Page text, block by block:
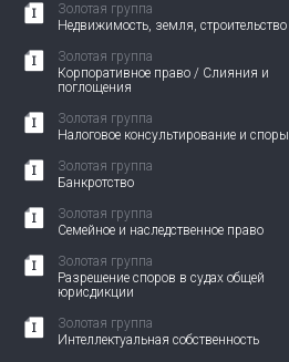
Золотая группа
Недвижимость, земля, строительство
Золотая группа
Корпоративное право / Слияния и
поглощения
Золотая группа
Налоговое консультирование и споры
Золотая группа
Банкротство
Золотая группа
Семейное и наследственное право
Золотая группа
Разрешение споров в судах общей
юрисдикции
Золотая группа
Интеллектуальная собственность